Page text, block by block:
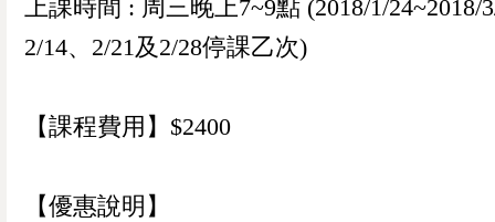
上課時間 : 周三晚上7~9點 (2018/1/24~2018/
2/14、2/21及2/28停課乙次)
【課程費用】$2400
【優惠說明】